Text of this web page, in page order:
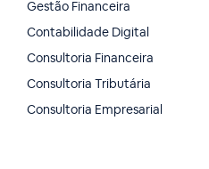
Gestão Financeira
Contabilidade Digital
Consultoria Financeira
Consultoria Tributária
Consultoria Empresarial